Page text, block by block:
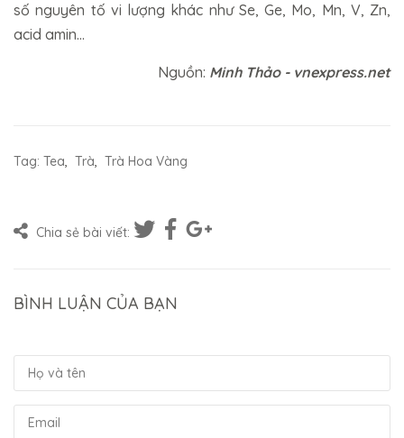
số nguyên tố vi lượng khác như Se, Ge, Mo, Mn, V, Zn,
acid amin...
Nguồn: Minh Thảo - vnexpress.net
Tag: Tea, Trà, Trà Hoa Vàng
Chia sẻ bài viết:
BÌNH LUẬN CỦA BẠN